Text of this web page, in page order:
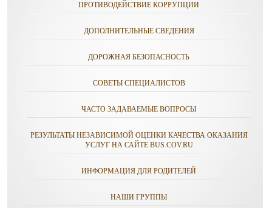
ПРОТИВОДЕЙСТВИЕ КОРРУПЦИИ
ДОПОЛНИТЕЛЬНЫЕ СВЕДЕНИЯ
ДОРОЖНАЯ БЕЗОПАСНОСТЬ
СОВЕТЫ СПЕЦИАЛИСТОВ
ЧАСТО ЗАДАВАЕМЫЕ ВОПРОСЫ
РЕЗУЛЬТАТЫ НЕЗАВИСИМОЙ ОЦЕНКИ КАЧЕСТВА ОКАЗАНИЯ
УСЛУГ НА САЙТЕ BUS.COV.RU
ИНФОРМАЦИЯ ДЛЯ РОДИТЕЛЕЙ
НАШИ ГРУППЫ